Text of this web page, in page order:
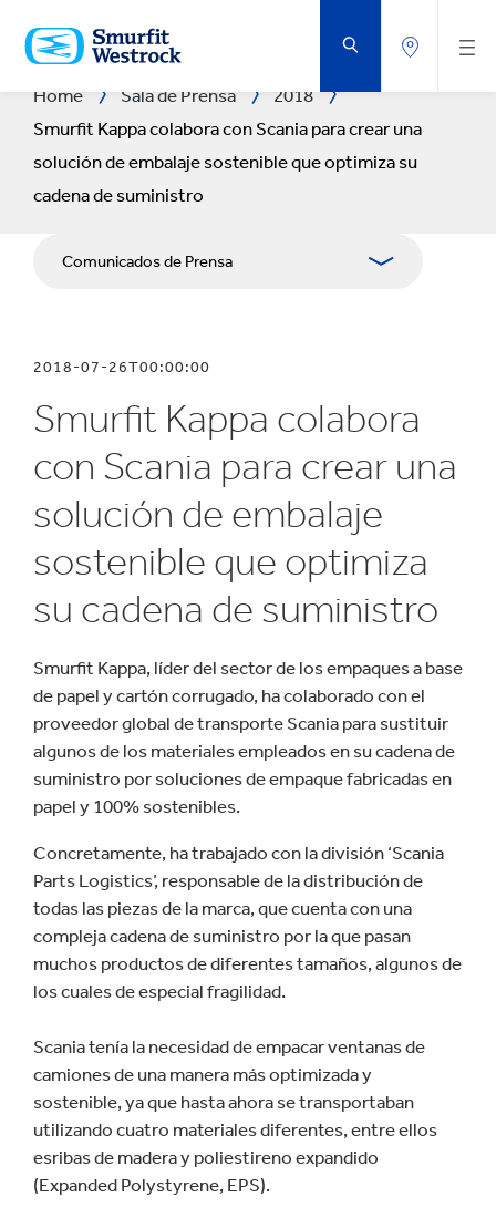
AL
CONTENIDO
PRINCIPAL
Home Sala de Prensa
2018
Smurfit Kappa colabora con Scania para crear una
solución de embalaje sostenible que optimiza su
cadena de suministro
Comunicados de Prensa
Relaciones con Prensa
Blog
2018-07-26T00:00:00
Smurfit Kappa colabora
con Scania para crear una
solución de embalaje
sostenible que optimiza
su cadena de suministro
Smurfit Kappa, líder del sector de los empaques a base
de papel y cartón corrugado, ha colaborado con el
proveedor global de transporte Scania para sustituir
algunos de los materiales empleados en su cadena de
suministro por soluciones de empaque fabricadas en
papel y 100% sostenibles.
Concretamente, ha trabajado con la división ‘Scania
Parts Logistics’, responsable de la distribución de
todas las piezas de la marca, que cuenta con una
compleja cadena de suministro por la que pasan
muchos productos de diferentes tamaños, algunos de
los cuales de especial fragilidad.
Scania tenía la necesidad de empacar ventanas de
camiones de una manera más optimizada y
sostenible, ya que hasta ahora se transportaban
utilizando cuatro materiales diferentes, entre ellos
esribas de madera y poliestireno expandido
(Expanded Polystyrene, EPS).